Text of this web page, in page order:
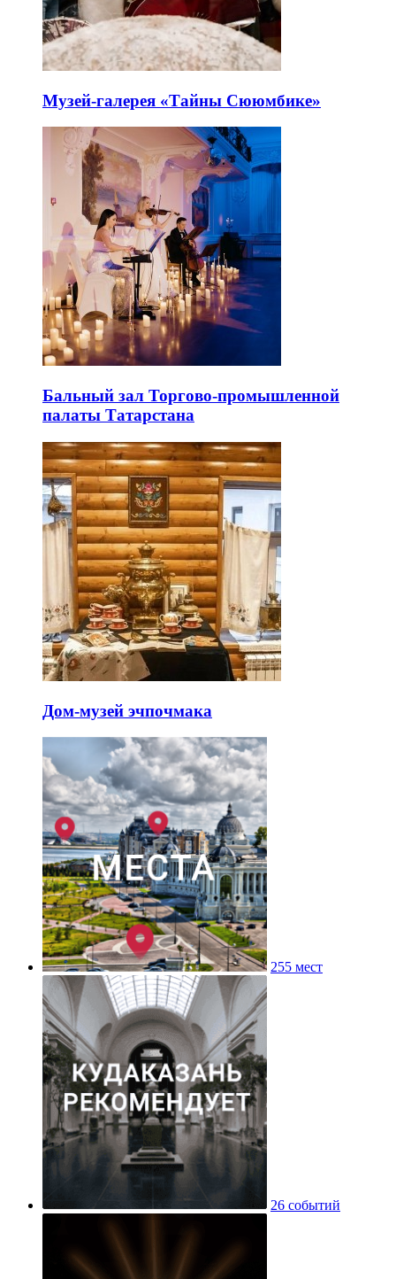
Музей-галерея «Тайны Сююмбике»
Бальный зал Торгово-промышленной
палаты Татарстана
Дом-музей эчпочмака
255 мест
26 событий